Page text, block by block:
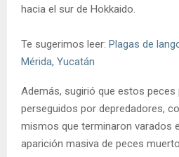
hacia el sur de Hokkaido.
Te sugerimos leer: Plagas de
Mérida, Yucatán
Además, sugirió que estos peces
perseguidos por depredadores,
mismos que terminaron varados
aparición masiva de peces